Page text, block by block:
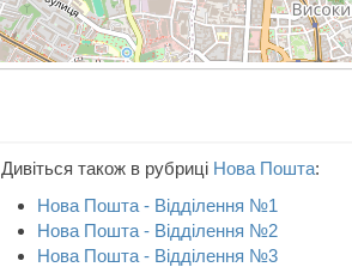
Дивіться також в рубриці Нова Пошта:
Нова Пошта - Відділення №1
Нова Пошта - Відділення №2
Нова Пошта - Відділення №3